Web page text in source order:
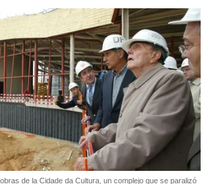
de la Cidade da Cultura, un complejo que se paralizó